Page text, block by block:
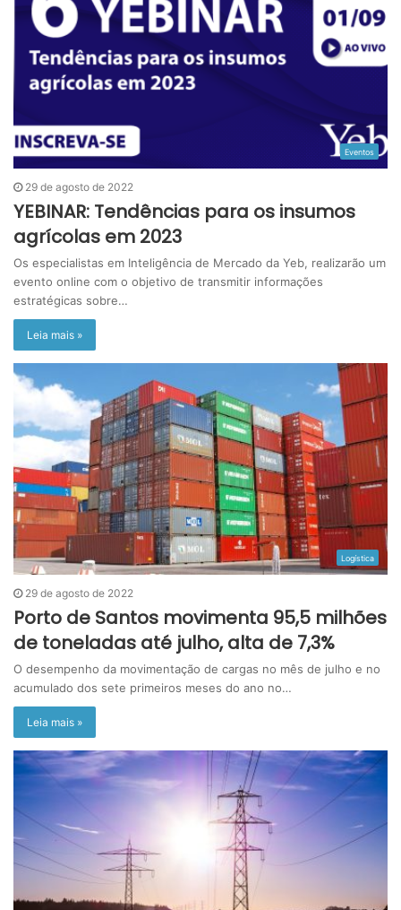
Eventos
29 de agosto de 2022
YEBINAR: Tendências para os insumos
agrícolas em 2023
Os especialistas em Inteligência de Mercado da Yeb, realizarão um
evento online com o objetivo de transmitir informações
estratégicas sobre…
Leia mais »
Logística
29 de agosto de 2022
Porto de Santos movimenta 95,5 milhões
de toneladas até julho, alta de 7,3%
O desempenho da movimentação de cargas no mês de julho e no
acumulado dos sete primeiros meses do ano no…
Leia mais »